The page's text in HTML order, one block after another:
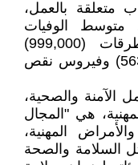
متعلقة بالعمل،
متوسط الوفيات
السنوية الناجمة عن حوادث الطرقات (999,000)
والحروب (502,000) والعنف (563,000) وفيروس نقص
الآمنة والصحية،
هي "المجال
المهنية،
السلامة والصحة